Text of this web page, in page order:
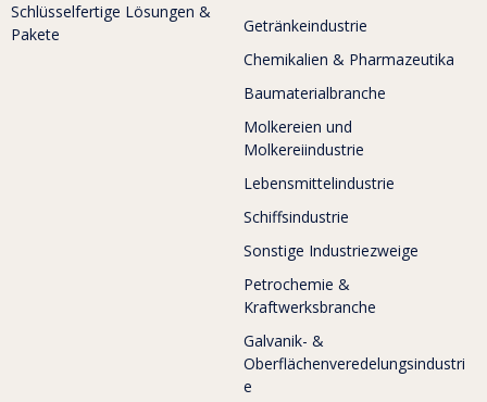
Schlüsselfertige Lösungen &
Pakete
Getränkeindustrie
Chemikalien & Pharmazeutika
Baumaterialbranche
Molkereien und
Molkereiindustrie
Lebensmittelindustrie
Schiffsindustrie
Sonstige Industriezweige
Petrochemie &
Kraftwerksbranche
Galvanik- &
Oberflächenveredelungsindustri
e